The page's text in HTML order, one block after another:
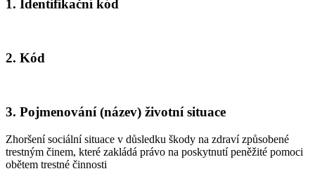
1. Identifikační kód
2. Kód
3. Pojmenování (název) životní situace
Zhoršení sociální situace v důsledku škody na zdraví způsobené
trestným činem, které zakládá právo na poskytnutí peněžité pomoci
obětem trestné činnosti